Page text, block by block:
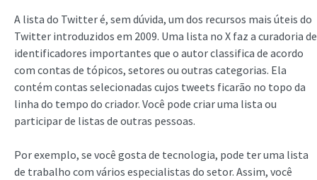
A lista do Twitter é, sem dúvida, um dos recursos mais úteis do
Twitter introduzidos em 2009. Uma lista no X faz a curadoria de
identificadores importantes que o autor classifica de acordo
com contas de tópicos, setores ou outras categorias. Ela
contém contas selecionadas cujos tweets ficarão no topo da
linha do tempo do criador. Você pode criar uma lista ou
participar de listas de outras pessoas.
Por exemplo, se você gosta de tecnologia, pode ter uma lista
de trabalho com vários especialistas do setor. Assim, você